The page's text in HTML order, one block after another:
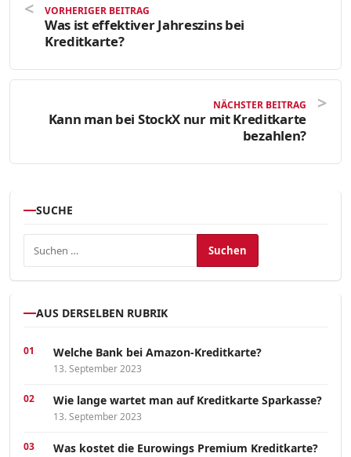
VORHERIGER BEITRAG
Was ist effektiver Jahreszins bei
Kreditkarte?
NÄCHSTER BEITRAG
Kann man bei StockX nur mit Kreditkarte
bezahlen?
SUCHE
Suchen nach:
AUS DERSELBEN RUBRIK
Welche Bank bei Amazon-Kreditkarte?
13. September 2023
Wie lange wartet man auf Kreditkarte Sparkasse?
13. September 2023
Was kostet die Eurowings Premium Kreditkarte?